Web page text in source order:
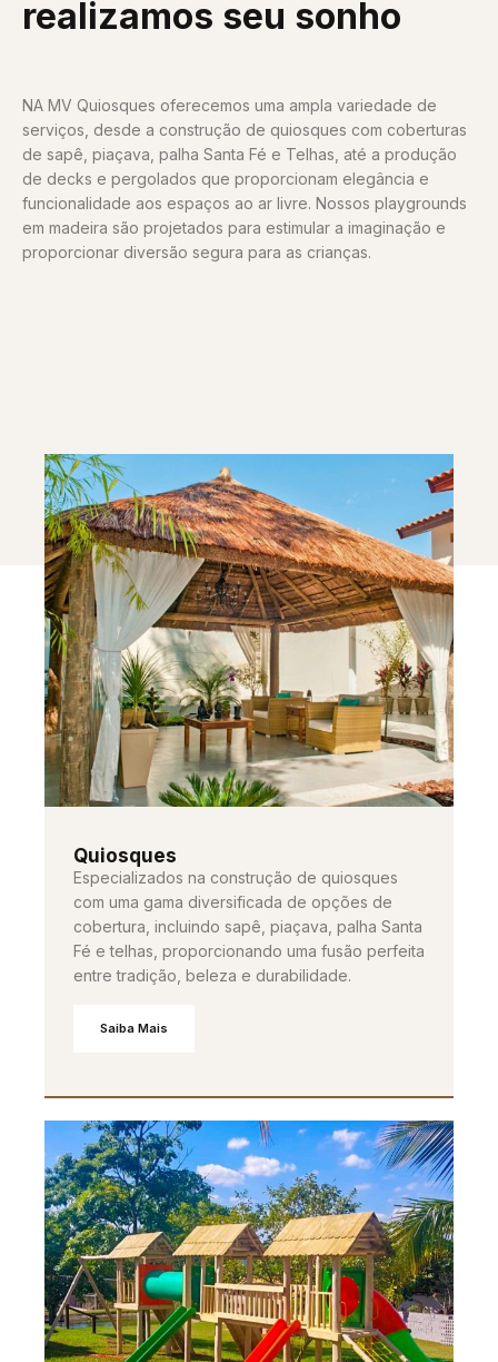
realizamos seu sonho
NA MV Quiosques oferecemos uma ampla variedade de
serviços, desde a construção de quiosques com coberturas
de sapê, piaçava, palha Santa Fé e Telhas, até a produção
de decks e pergolados que proporcionam elegância e
funcionalidade aos espaços ao ar livre. Nossos playgrounds
em madeira são projetados para estimular a imaginação e
proporcionar diversão segura para as crianças.
Quiosques
Especializados na construção de quiosques
com uma gama diversificada de opções de
cobertura, incluindo sapê, piaçava, palha Santa
Fé e telhas, proporcionando uma fusão perfeita
entre tradição, beleza e durabilidade.
Saiba Mais